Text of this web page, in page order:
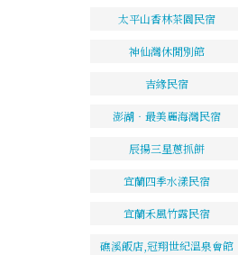
太平山香林茶園民宿
神仙灣休閒別館
吉緣民宿
澎湖‧最美麗海灣民宿
辰揚三星蔥抓餅
宜蘭四季水漾民宿
宜蘭禾風竹露民宿
礁溪飯店,冠翔世紀溫泉會館